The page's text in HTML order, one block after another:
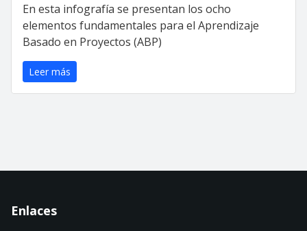
En esta infografía se presentan los ocho
elementos fundamentales para el Aprendizaje
Basado en Proyectos (ABP)
Leer más
Enlaces